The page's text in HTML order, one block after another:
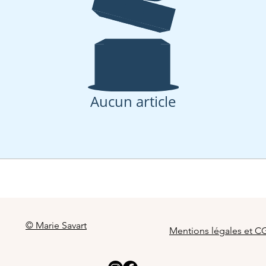
Aucun article
© Marie Savart Mentions légales et